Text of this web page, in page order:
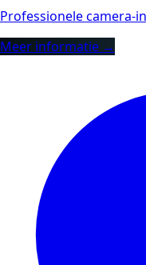
Professionele camera-
Meer informatie →